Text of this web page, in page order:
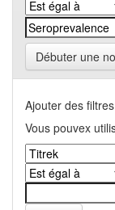
Débuter une
Ajouter des
Vous pouvex